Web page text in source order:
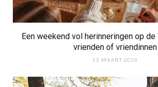
Een weekend vol herinneringen op
vrienden of vriendinnen
13 MAART 2026